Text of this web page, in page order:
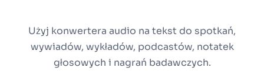
Użyj konwertera audio na tekst do spotkań,
wywiadów, wykładów, podcastów, notatek
głosowych i nagrań badawczych.